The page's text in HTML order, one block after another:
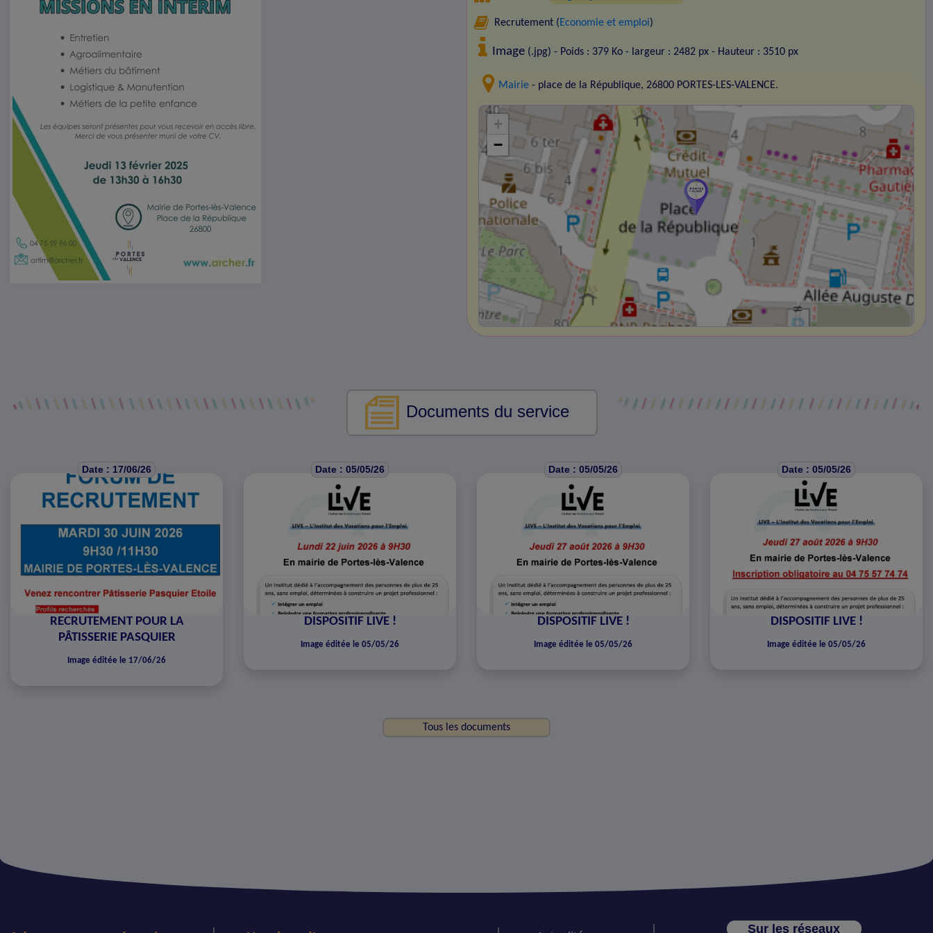
Recrutement (Economie et emploi)
Image (.jpg) - Poids : 379 Ko - largeur : 2482 px - Hauteur : 3510 px
Mairie - place de la République, 26800 PORTES-LES-VALENCE.
+
−
Documents du service
Date : 17/06/26
RECRUTEMENT POUR LA
PÂTISSERIE PASQUIER
Image éditée le 17/06/26
Date : 05/05/26
DISPOSITIF LIVE !
Image éditée le 05/05/26
Date : 05/05/26
DISPOSITIF LIVE !
Image éditée le 05/05/26
Date : 05/05/26
DISPOSITIF LIVE !
Image éditée le 05/05/26
Tous les documents
Sur les réseaux